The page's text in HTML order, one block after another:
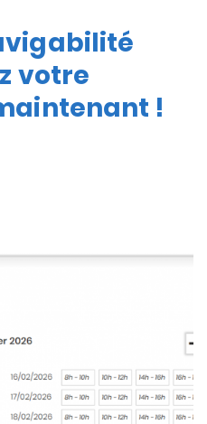
votre
!